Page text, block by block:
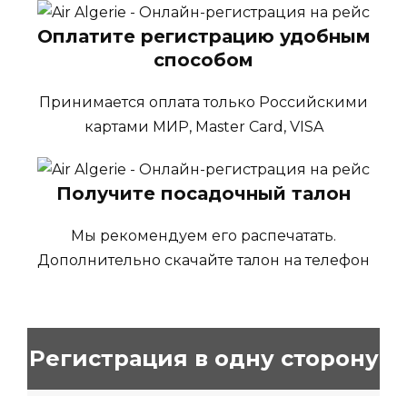
Оплатите регистрацию удобным
способом
Принимается оплата только Российскими
картами МИР, Master Card, VISA
Получите посадочный талон
Мы рекомендуем его распечатать.
Дополнительно скачайте талон на телефон
Регистрация в одну сторону